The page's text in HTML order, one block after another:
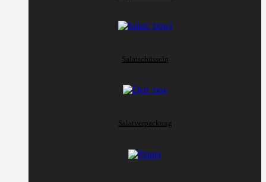
Salatschüsseln
Salatverpackung